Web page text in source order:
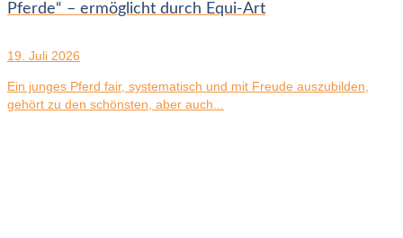
Pferde“ – ermöglicht durch Equi-Art
19. Juli 2026
Ein junges Pferd fair, systematisch und mit Freude auszubilden,
gehört zu den schönsten, aber auch...